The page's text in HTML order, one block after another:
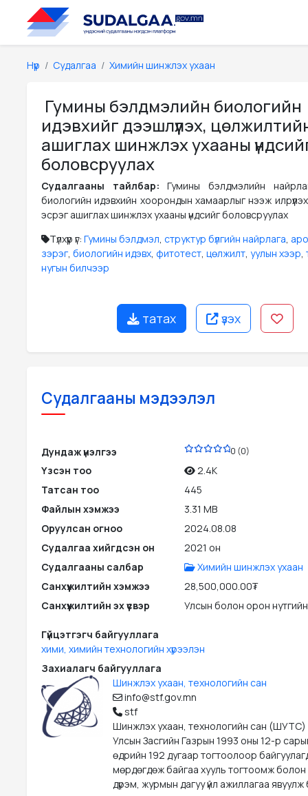
Нүүр Судалгаа Химийн шинжлэх ухаан
Гумины бэлдмэлийн биологийн
идэвхийг дээшлүүлэх,
ашиглах шинжлэх ухааны
боловсруулах
Судалгааны тайлбар:Гумины бэлдмэлийн
биологийн идэвхийн хоорондын хамаарлыг нээж
эсрэг ашиглах шинжлэх ухааны үндсийг боловсруулах
Түлхүүр үг: Гумины бэлдмэл, структур бүлгийн найрлага,
зэрэг, биологийн идэвх, фитотест, цөлжилт, уулын хээр,
нугын билчээр
татах үзэх
Судалгааны мэдээлэл
Дундаж үнэлгээ 0 (0)
Үзсэн тоо
2.4K
Татсан тоо
445
Файлын хэмжээ
3.31 MB
Оруулсан огноо
2024.08.08
Судалгаа хийгдсэн он
2021 он
Судалгааны салбар
Химийн шинжлэх ухаан
Санхүүжилтийн хэмжээ
28,500,000.00₮
Санхүүжилтийн эх үүсвэр
Улсын болон орон
Гүйцэтгэгч байгууллага
хими, химийн технологийн хүрээлэн
Захиалагч байгууллага
Шинжлэх ухаан, технологийн сан
info@stf.gov.mn
stf
Шинжлэх ухаан, технологийн сан
Улсын Засгийн Газрын 1993 оны 12-р
өдрийн 192 дугаар тогтоолоор
мөрдөгдөж байгаа хууль тогтоомж
дүрэм, журмын дагуу үйл ажиллагаа явуулж